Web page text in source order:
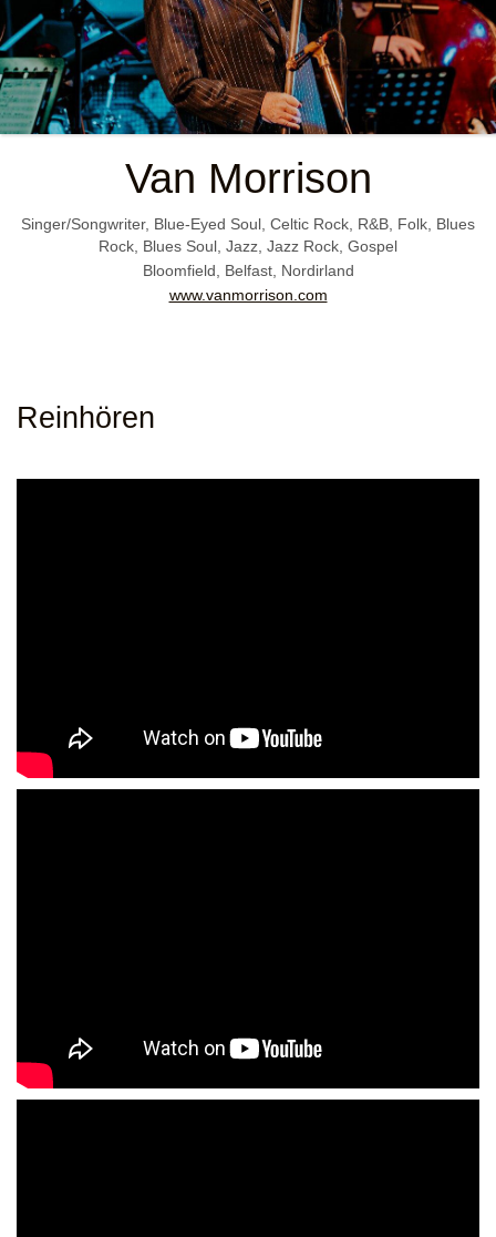
Van Morrison
Singer/Songwriter, Blue-Eyed Soul, Celtic Rock, R&B, Folk, Blues
Rock, Blues Soul, Jazz, Jazz Rock, Gospel
Bloomfield, Belfast, Nordirland
www.vanmorrison.com
Reinhören